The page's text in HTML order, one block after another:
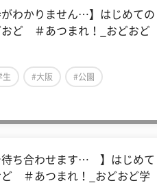
がわかりません…】はじめての
おど ＃あつまれ！_おどおど
生 #大阪 #公園
待ち合わせます… 】はじめて
ど ＃あつまれ！_おどおど学